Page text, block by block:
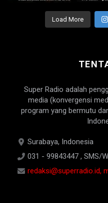
Load More
Super Radio adalah
media (konvergensi
program yang bermutu
Surabaya, Indonesia
031 - 99843447 , SMS/
redaksi@superradio.id,